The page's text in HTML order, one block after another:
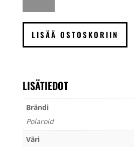
määrä
LISÄÄ OSTOSKORIIN
LISÄTIEDOT
Brändi
Polaroid
Väri